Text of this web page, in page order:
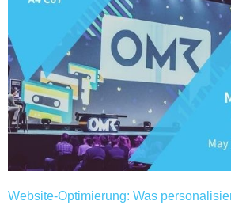
Website-Optimierung: Was